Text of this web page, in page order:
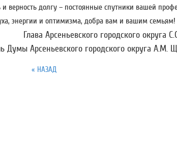
верность долгу – постоянные спутники вашей
энергии и оптимизма, добра вам и вашим семьям!
Глава Арсеньевского городского округа
Думы Арсеньевского городского округа А.М.
« НАЗАД